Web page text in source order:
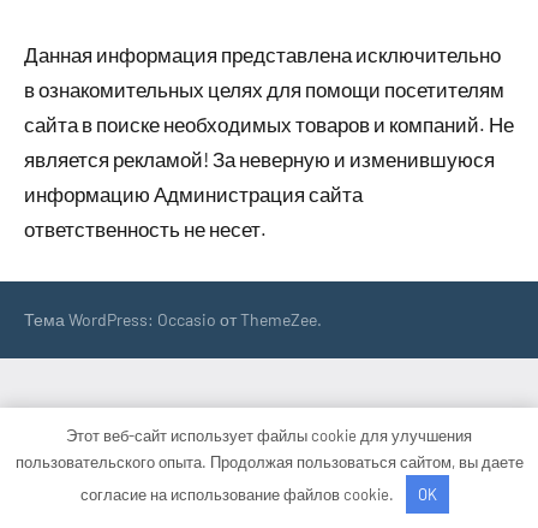
Данная информация представлена исключительно
в ознакомительных целях для помощи посетителям
сайта в поиске необходимых товаров и компаний. Не
является рекламой! За неверную и изменившуюся
информацию Администрация сайта
ответственность не несет.
Тема WordPress: Occasio от ThemeZee.
Этот веб-сайт использует файлы cookie для улучшения
пользовательского опыта. Продолжая пользоваться сайтом, вы даете
согласие на использование файлов cookie.
OK